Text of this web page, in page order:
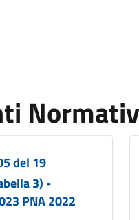
del 19
3) -
PNA 2022